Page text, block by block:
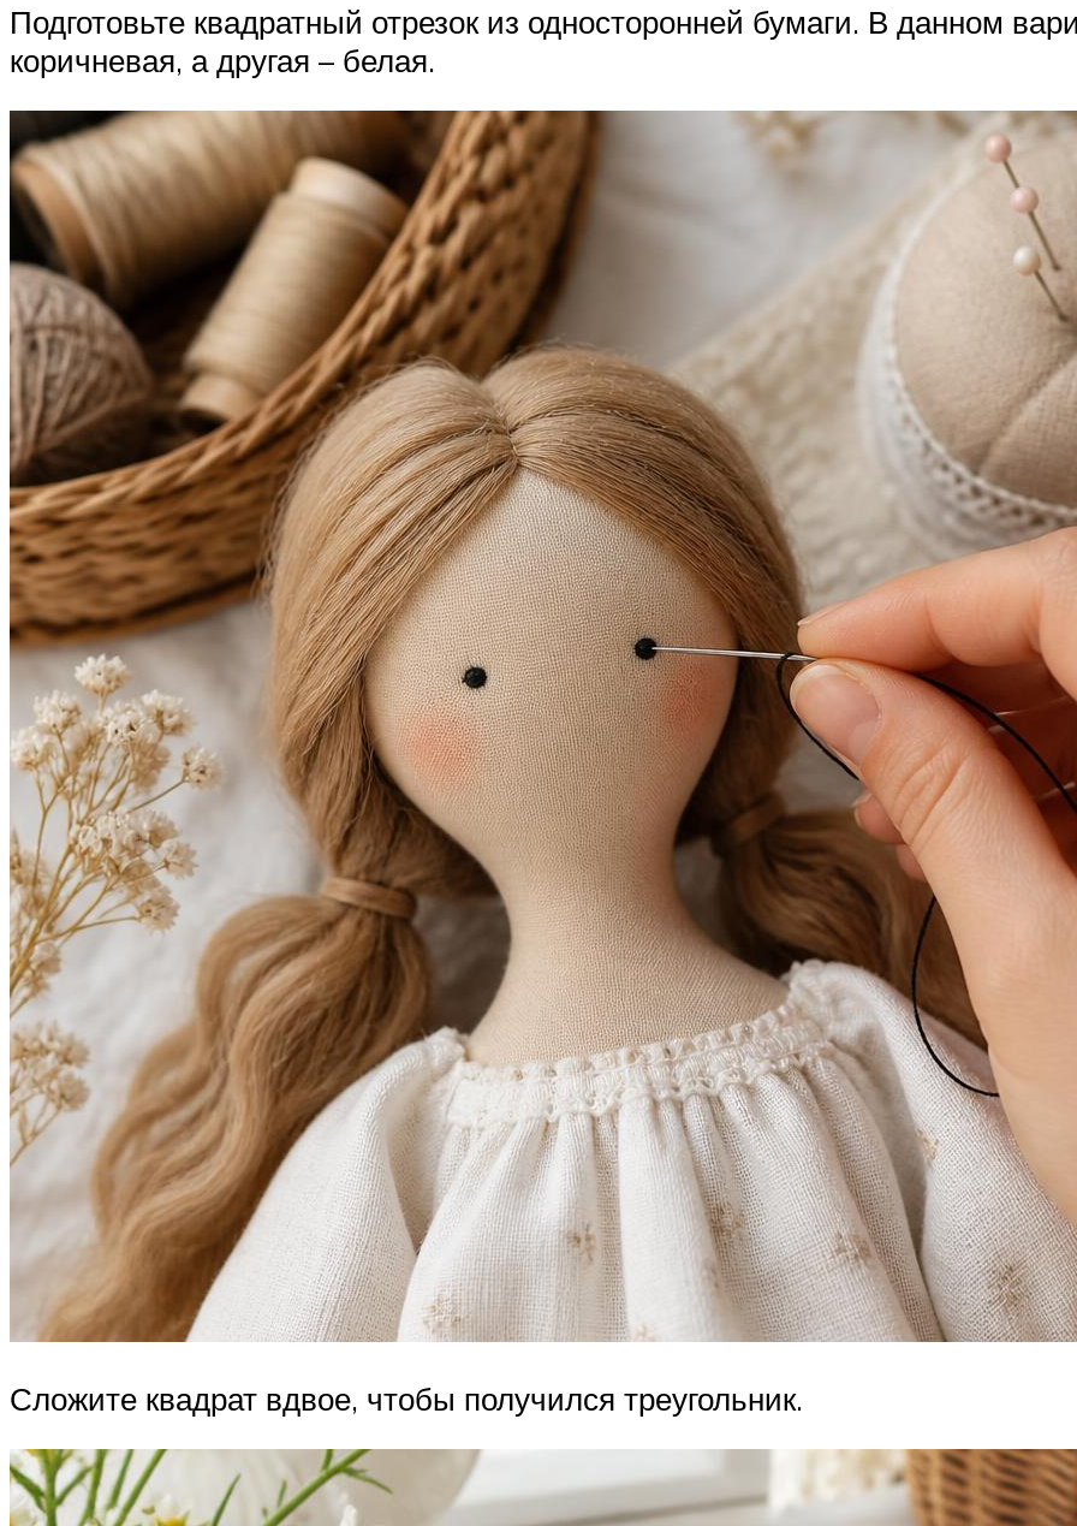
Подготовьте квадратный отрезок из односторонней бумаги. В данном
коричневая, а другая – белая.
Сложите квадрат вдвое, чтобы получился треугольник.